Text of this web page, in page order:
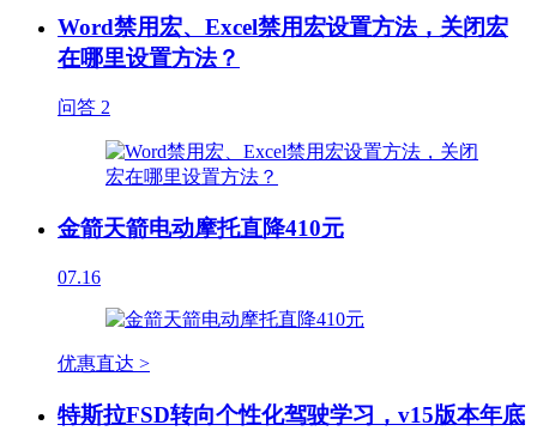
Word禁用宏、Excel禁用宏设置方法，关闭宏
在哪里设置方法？
问答 2
金箭天箭电动摩托直降410元
07.16
优惠直达 >
特斯拉FSD转向个性化驾驶学习，v15版本年底